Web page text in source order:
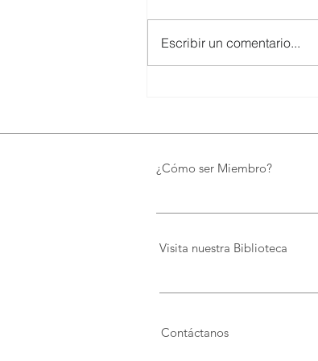
preserva el patrimonio y
Escribir un comentario...
¿Cómo ser Miembro?
Visita nuestra Biblioteca
Contáctanos